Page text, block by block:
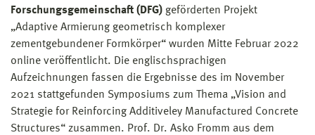
Forschungsgemeinschaft (DFG) geförderten Projekt
„Adaptive Armierung geometrisch komplexer
zementgebundener Formkörper“ wurden Mitte Februar 2022
online veröffentlicht. Die englischsprachigen
Aufzeichnungen fassen die Ergebnisse des im November
2021 stattgefunden Symposiums zum Thema „Vision and
Strategie for Reinforcing Additiveley Manufactured Concrete
Structures“ zusammen. Prof. Dr. Asko Fromm aus dem